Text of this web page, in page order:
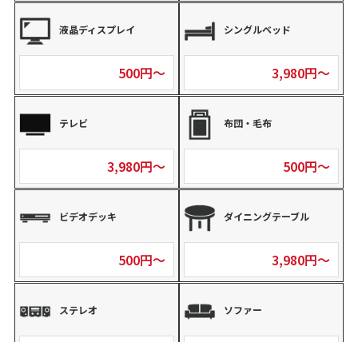
液晶ディスプレイ
500円～
シングルベッド
3,980円～
テレビ
3,980円～
布団・毛布
500円～
ビデオデッキ
500円～
ダイニングテーブル
3,980円～
ステレオ ソファー